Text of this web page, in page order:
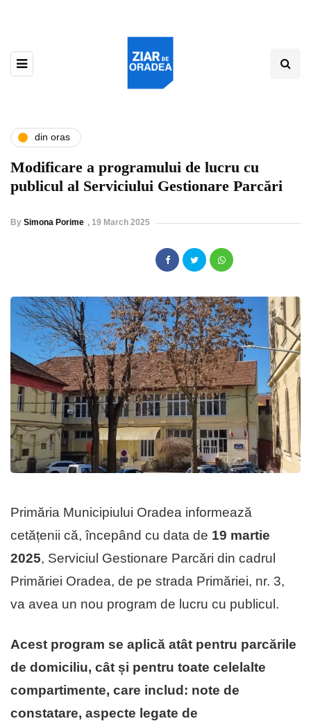
din oras
Modificare a programului de lucru cu
publicul al Serviciului Gestionare Parcări
By Simona Porime , 19 March 2025
Primăria Municipiului Oradea informează
cetățenii că, începând cu data de 19 martie
2025, Serviciul Gestionare Parcări din cadrul
Primăriei Oradea, de pe strada Primăriei, nr. 3,
va avea un nou program de lucru cu publicul.
Acest program se aplică atât pentru parcările
de domiciliu, cât și pentru toate celelalte
compartimente, care includ: note de
constatare, aspecte legate de